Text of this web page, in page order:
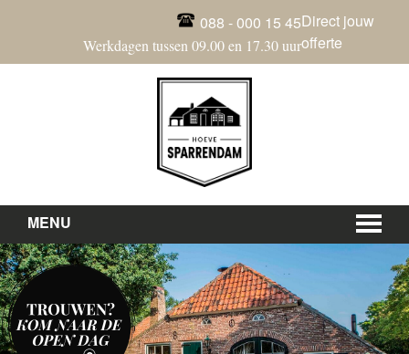
088 - 000 15 45
Werkdagen tussen 09.00 en 17.30 uur
Direct jouw
offerte
MENU